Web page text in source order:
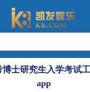
博士研究生入学考试
app